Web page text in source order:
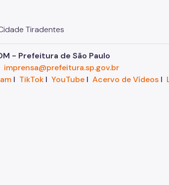
Tiradentes
- Prefeitura de São Paulo
imprensa@prefeitura.sp.gov.br
I TikTokI YouTubeI Acervo de VídeosI